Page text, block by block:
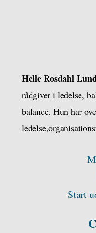
Helle Rosdahl
rådgiver i ledelse,
balance. Hun har
Start